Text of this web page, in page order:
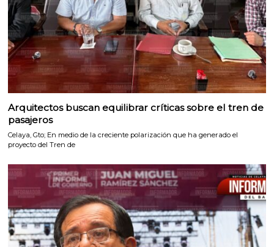
Arquitectos buscan equilibrar críticas sobre el tren de
pasajeros
Celaya, Gto; En medio de la creciente polarización que ha generado el
proyecto del Tren de